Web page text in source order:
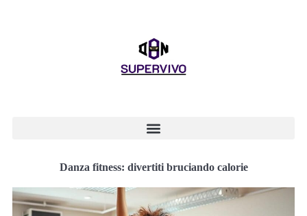
Danza fitness: divertiti bruciando calorie